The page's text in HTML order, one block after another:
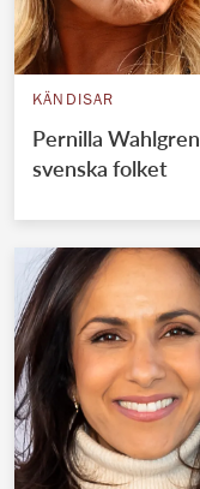
KÄNDISAR
Pernilla
svenska folket